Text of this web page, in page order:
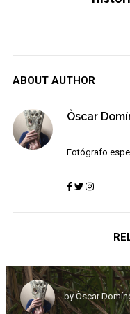
ABOUT AUTHOR
Òscar
Fotógrafo
byÒscar